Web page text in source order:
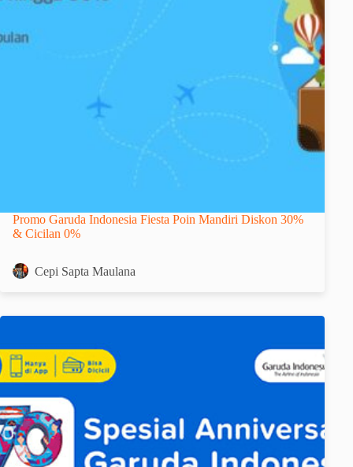
Promo Garuda Indonesia Fiesta Poin Mandiri Diskon 30%
& Cicilan 0%
Cepi Sapta Maulana